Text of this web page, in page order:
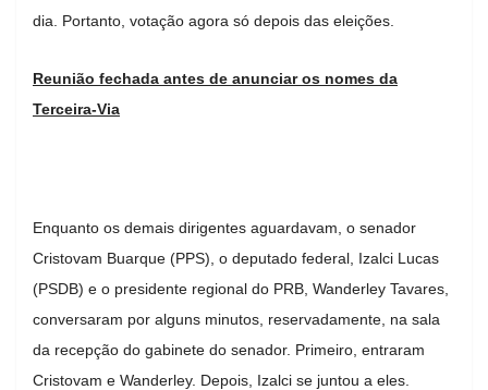
dia. Portanto, votação agora só depois das eleições.
Reunião fechada antes de anunciar os nomes da
Terceira-Via
Enquanto os demais dirigentes aguardavam, o senador
Cristovam Buarque (PPS), o deputado federal, Izalci Lucas
(PSDB) e o presidente regional do PRB, Wanderley Tavares,
conversaram por alguns minutos, reservadamente, na sala
da recepção do gabinete do senador. Primeiro, entraram
Cristovam e Wanderley. Depois, Izalci se juntou a eles.